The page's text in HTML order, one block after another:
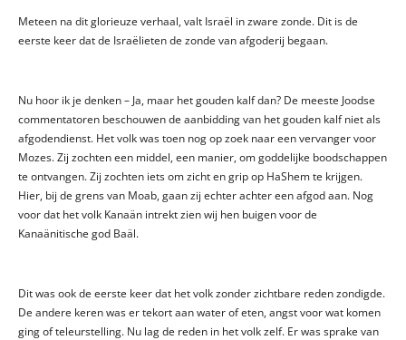
Meteen na dit glorieuze verhaal, valt Israël in zware zonde. Dit is de
eerste keer dat de Israëlieten de zonde van afgoderij begaan.
Nu hoor ik je denken – Ja, maar het gouden kalf dan? De meeste Joodse
commentatoren beschouwen de aanbidding van het gouden kalf niet als
afgodendienst. Het volk was toen nog op zoek naar een vervanger voor
Mozes. Zij zochten een middel, een manier, om goddelijke boodschappen
te ontvangen. Zij zochten iets om zicht en grip op HaShem te krijgen.
Hier, bij de grens van Moab, gaan zij echter achter een afgod aan. Nog
voor dat het volk Kanaän intrekt zien wij hen buigen voor de
Kanaänitische god Baäl.
Dit was ook de eerste keer dat het volk zonder zichtbare reden zondigde.
De andere keren was er tekort aan water of eten, angst voor wat komen
ging of teleurstelling. Nu lag de reden in het volk zelf. Er was sprake van